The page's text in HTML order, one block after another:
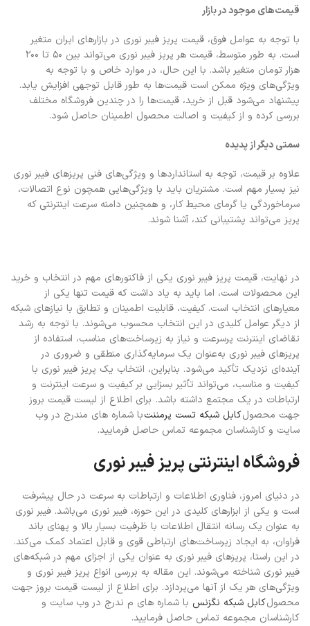
قیمت‌های موجود در بازار
با توجه به عوامل فوق، قیمت پریز فیبر نوری در بازارهای ایران متغیر
است. به طور متوسط، قیمت هر پریز فیبر نوری می‌تواند بین ۵۰ تا ۲۰۰
هزار تومان متغیر باشد. با این حال، در موارد خاص و با توجه به
ویژگی‌های ویژه ممکن است قیمت‌ها به طور قابل توجهی افزایش یابد.
پیشنهاد می‌شود قبل از خرید، قیمت‌ها را در چندین فروشگاه مختلف
بررسی کرده و از کیفیت و اصالت محصول اطمینان حاصل شود.
سمتی دیگر از پدیده
علاوه بر قیمت، توجه به استانداردها و ویژگی‌های فنی پریزهای فیبر نوری
نیز بسیار مهم است. مشتریان باید با ویژگی‌هایی همچون نوع اتصالات،
سرماخوردگی یا گرمای محیط کار، و همچنین دامنه سرعت اینترنتی که
پریز می‌تواند پشتیبانی کند، آشنا شوند.
در نهایت، قیمت پریز فیبر نوری یکی از فاکتورهای مهم در انتخاب و خرید
این محصولات است، اما باید به یاد داشت که قیمت تنها یکی از
معیارهای انتخاب است. کیفیت، قابلیت اطمینان و تطابق با نیازهای شبکه
از دیگر عوامل کلیدی در این انتخاب محسوب می‌شوند. با توجه به رشد
تقاضای اینترنت پرسرعت و نیاز به زیرساخت‌های مناسب، استفاده از
پریزهای فیبر نوری به‌عنوان یک سرمایه‌گذاری منطقی و ضروری در
آینده‌ای نزدیک تأکید می‌شود. بنابراین، انتخاب یک پریز فیبر نوری با
کیفیت و مناسب، می‌تواند تأثیر بسزایی بر کیفیت و سرعت اینترنت و
ارتباطات در یک مجتمع داشته باشد. برای اطلاع از لیست قیمت بروز
جهت محصولکابل شبکه تست پرمننتبا شماره های مندرج در وب
سایت و کارشناسان مجموعه تماس حاصل فرمایید.
فروشگاه اینترنتی پریز فیبر نوری
در دنیای امروز، فناوری اطلاعات و ارتباطات به سرعت در حال پیشرفت
است و یکی از ابزارهای کلیدی در این حوزه، فیبر نوری می‌باشد. فیبر نوری
به عنوان یک رسانه انتقال اطلاعات با ظرفیت بسیار بالا و پهنای باند
فراوان، به ایجاد زیرساخت‌های ارتباطی قوی و قابل اعتماد کمک می‌کند.
در این راستا، پریزهای فیبر نوری به عنوان یکی از اجزای مهم در شبکه‌های
فیبر نوری شناخته می‌شوند. این مقاله به بررسی انواع پریز فیبر نوری و
ویژگی‌های هر یک از آنها می‌پردازد. برای اطلاع از لیست قیمت بروز جهت
محصولکابل شبکه نگزنس با شماره های م ندرج در وب سایت و
کارشناسان مجموعه تماس حاصل فرمایید.